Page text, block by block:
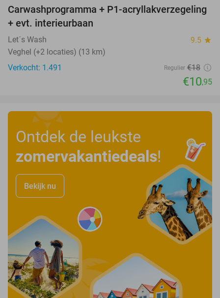
39%
Carwashprogramma + P1-acryllakverzegeling
+ evt. interieurbaan
Let´s Wash 9.5 star
Veghel (+2 locaties) (13 km)
Verkocht: 1.491
Regulier €18
€10,95
Ontdek de leukste
zomervakantiedeals!
Bekijk nu